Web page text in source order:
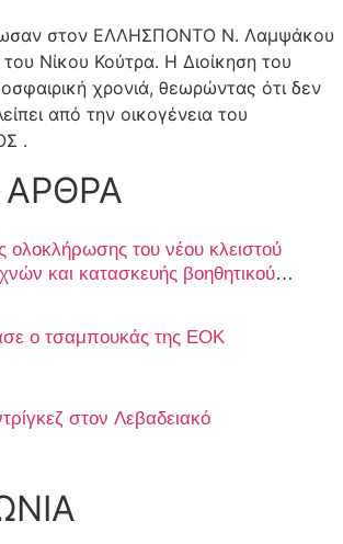
στον ΕΛΛΗΣΠΟΝΤΟ Ν. Λαμψάκου
Νίκου Κούτρα. Η Διοίκηση του
χρονιά, θεωρώντας ότι δεν
από την οικογένεια του
.
ΑΡΘΡΑ
ολοκλήρωσης του νέου κλειστού
και κατασκευής βοηθητικού
ο τσαμπουκάς της ΕΟΚ
στον Λεβαδειακό